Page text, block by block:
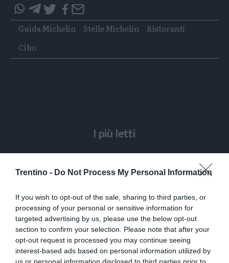
Trentino - Do Not Process My Personal Information
If you wish to opt-out of the sale, sharing to third parties, or
processing of your personal or sensitive information for
targeted advertising by us, please use the below opt-out
section to confirm your selection. Please note that after your
opt-out request is processed you may continue seeing
interest-based ads based on personal information utilized by
questo
articolo
su
Whatsapp
questo
articolo
su
Telegram
Tags
Guida Michelin Stelle Michelin
Ristoranti
Cibo
I più letti
un turista ci entra anche col sup
Solo venerdì un calo delle temperature
ma aumenteranno i temporali
Calceranica, bimbo e papà recuperati
nel lago a 8 metri di profondità